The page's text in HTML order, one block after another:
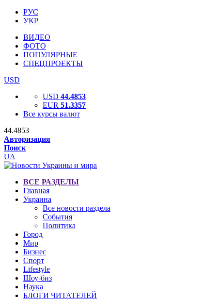
РУС
УКР
ВИДЕО
ФОТО
ПОПУЛЯРНЫЕ
СПЕЦПРОЕКТЫ
USD
USD 44.4853
EUR 51.3357
Все курсы валют
44.4853
Авторизация
Поиск
UA
ВСЕ РАЗДЕЛЫ
Главная
Украина
Все новости раздела
События
Политика
Город
Мир
Бизнес
Спорт
Lifestyle
Шоу-биз
Наука
БЛОГИ ЧИТАТЕЛЕЙ